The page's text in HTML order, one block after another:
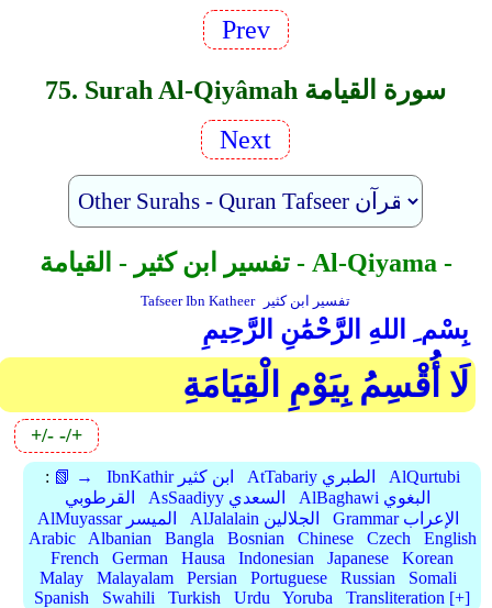
Prev
75. Surah Al-Qiyâmah سورة القيامة
Next
تفسير ابن كثير - القيامة - Al-Qiyama -
Tafseer Ibn Katheer تفسير ابن كثير
بِسْم ِ اللهِ الرَّحْمَٰنِ الرَّحِيمِ
لَا أُقْسِمُ بِيَوْمِ الْقِيَامَةِ
+/- -/+
: 📗 → IbnKathir ابن كثير AtTabariy الطبري
AlQurtubi
القرطوبي
AsSaadiyy السعدي
AlBaghawi البغوي
AlMuyassar الميسر
AlJalalain الجلالين
Grammar الإعراب
Arabic
Albanian Bangla Bosnian Chinese Czech
English
French
German Hausa Indonesian Japanese
Korean
Malay
Malayalam Persian Portuguese Russian
Somali
Spanish
Swahili Turkish Urdu Yoruba Transliteration [+]